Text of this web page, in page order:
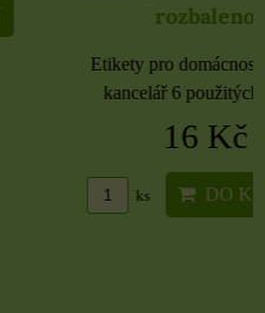
rozbaleno
Etikety pro
kancelář 6 použitých
16 Kč
ks DO